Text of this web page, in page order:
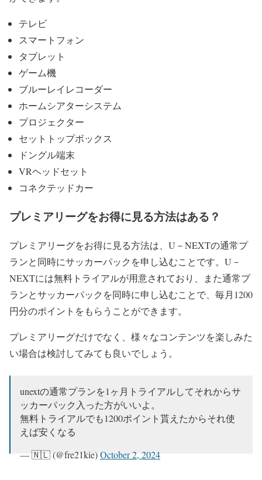
December 15, 2024
テレビ
スマートフォン
タブレット
ゲーム機
ブルーレイレコーダー
ホームシアターシステム
プロジェクター
セットトップボックス
ドングル端末
VRヘッドセット
コネクテッドカー
プレミアリーグをお得に見る方法はある？
プレミアリーグをお得に見る方法は、U－NEXTの通常プ
ランと同時にサッカーパックを申し込むことです。U－
NEXTには無料トライアルが用意されており、また通常プ
ランとサッカーパックを同時に申し込むことで、毎月1200
円分のポイントをもらうことができます。
プレミアリーグだけでなく、様々なコンテンツを楽しみた
い場合は検討してみても良いでしょう。
unextの通常プランを1ヶ月トライアルしてそれからサ
ッカーパック入った方がいいよ。
無料トライアルでも1200ポイント貰えたからそれ使
えば安くなる
— 🇳🇱 (@fre21kie)October 2, 2024